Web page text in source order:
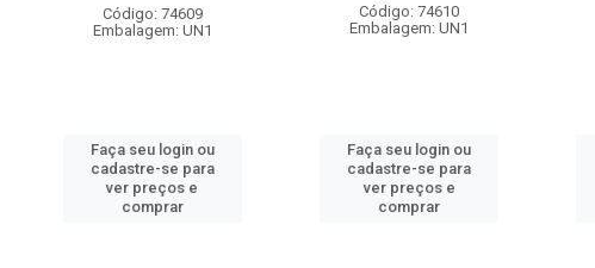
Código: 74609
Embalagem: UN1
Faça seu login ou
cadastre-se para
ver preços e
comprar
Código: 74610
Embalagem: UN1
Faça seu login ou
cadastre-se para
ver preços e
comprar